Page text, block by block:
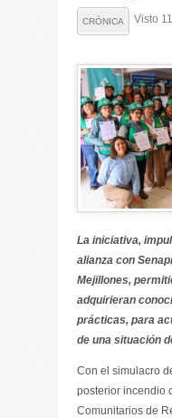
CRÓNICA Visto
La iniciativa,
alianza con
Mejillones,
adquirieran
prácticas, para
de una situación
Con el simulacro
posterior incendio
Comunitarios de